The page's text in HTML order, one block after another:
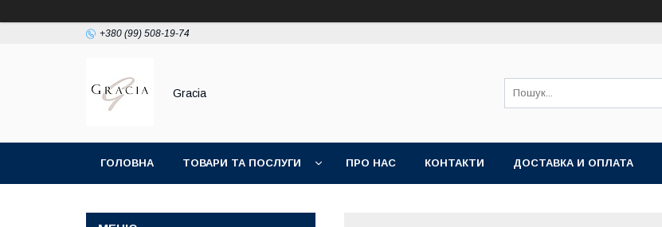
+380 (99) 508-19-74
Gracia
ГОЛОВНА ТОВАРИ ТА ПОСЛУГИ ПРО НАС КОНТАКТИ ДОСТАВКА И ОПЛАТА